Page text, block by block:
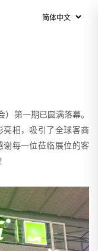
第一期已圆满落幕。
相，吸引了全球客商
谢每一位莅临展位的客